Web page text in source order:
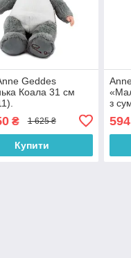
Geddes
Коала 31 см
₴ 1 625 ₴
Купити
з